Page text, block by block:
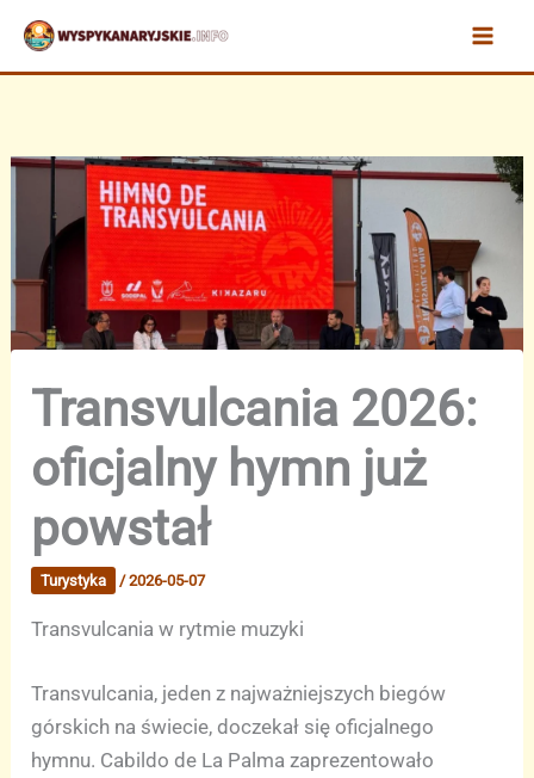
Przejdź
treści
Transvulcania 2026:
oficjalny hymn już
powstał
Turystyka /2026-05-07
Transvulcania w rytmie muzyki
Transvulcania, jeden z najważniejszych biegów
górskich na świecie, doczekał się oficjalnego
hymnu. Cabildo de La Palma zaprezentowało